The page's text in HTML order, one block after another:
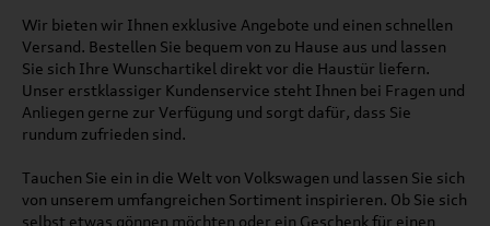
Wir bieten wir Ihnen exklusive Angebote und einen schnellen
Versand. Bestellen Sie bequem von zu Hause aus und lassen
Sie sich Ihre Wunschartikel direkt vor die Haustür liefern.
Unser erstklassiger Kundenservice steht Ihnen bei Fragen und
Anliegen gerne zur Verfügung und sorgt dafür, dass Sie
rundum zufrieden sind.
Tauchen Sie ein in die Welt von Volkswagen und lassen Sie sich
von unserem umfangreichen Sortiment inspirieren. Ob Sie sich
selbst etwas gönnen möchten oder ein Geschenk für einen